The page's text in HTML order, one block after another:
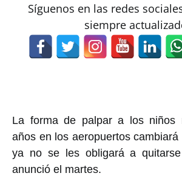
Síguenos en las redes
siempre
La forma de palpar a los niños
años en los aeropuertos
ya no se les obligará a
anunció el martes.